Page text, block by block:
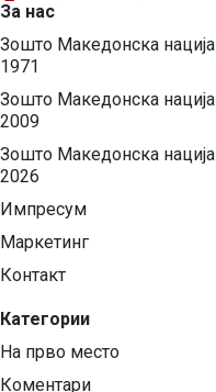
За нас
Зошто Македонска нација
1971
Зошто Македонска нација
2009
Зошто Македонска нација
2026
Импресум
Маркетинг
Контакт
Категории
На прво место
Коментари